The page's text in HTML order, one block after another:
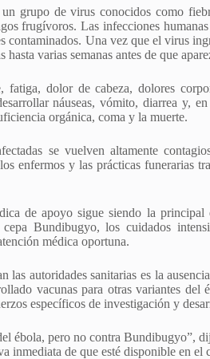
grupo de virus conocidos como
frugívoros. Las infecciones
contaminados. Una vez que el virus
varias semanas antes de que
fatiga, dolor de cabeza, dolores
náuseas, vómito, diarrea y,
orgánica, coma y la muerte.
se vuelven altamente
enfermos y las prácticas funerarias
de apoyo sigue siendo la
Bundibugyo, los cuidados
médica oportuna.
autoridades sanitarias es la
vacunas para otras variantes
específicos de investigación y
ébola, pero no contra Bundibugyo”,
inmediata de que esté disponible en el